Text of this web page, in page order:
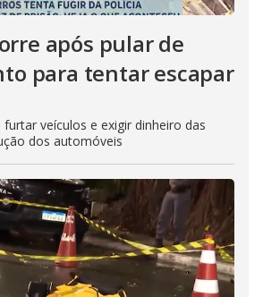
após pular de
para tentar escapar
furtar veículos e exigir dinheiro das
dos automóveis